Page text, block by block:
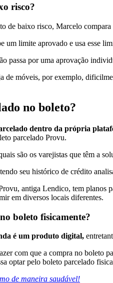
risco?
de baixo risco, Marcelo
um limite aprovado e usa esse
passa por uma aprovação
de móveis, por exemplo,
no boleto?
dentro da própria
parcelado Provu.
são os varejistas que têm a
seu histórico de crédito
antiga Lendico, tem planos
em diversos locais diferentes.
boleto fisicamente?
é um produto digital,
com que a compra no boleto
optar pelo boleto parcelado
de maneira saudável!